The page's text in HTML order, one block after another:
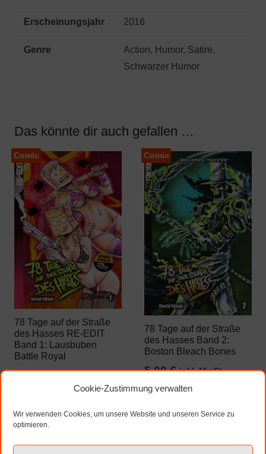
Cookie-Zustimmung verwalten
Wir verwenden Cookies, um unsere Website und unseren Service zu
optimieren.
Erscheinungsjahr 2016
Genre
Action, Humor, Satire,
Schwarzer Humor
Das könnte dir auch gefallen …
Comic
78 Tage auf der Straße
des Hasses RE-EDIT
Band 1: Lausbuben
Battle Royal
12,00€
Warenkorb
Comic
78 Tage auf der Straße
des Hasses Band 2:
Boston Bleach Bones
5,00€ inkl. MwSt.
Ausverkauft!